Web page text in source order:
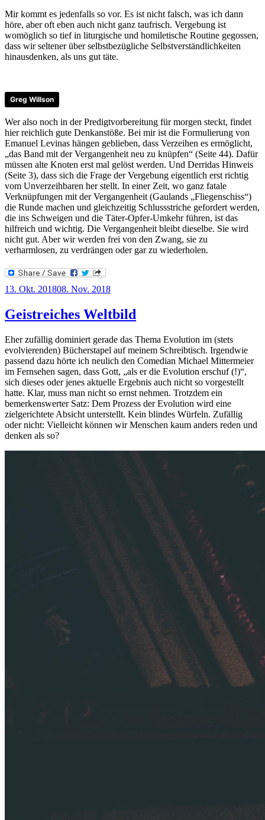
Mir kommt es jedenfalls so vor. Es ist nicht falsch, was ich dann
höre, aber oft eben auch nicht ganz taufrisch. Vergebung ist
womöglich so tief in liturgische und homiletische Routine gegossen,
dass wir seltener über selbstbezügliche Selbstverständlichkeiten
hinausdenken, als uns gut täte.
Greg Willson
Wer also noch in der Predigtvorbereitung für morgen steckt, findet
hier reichlich gute Denkanstöße. Bei mir ist die Formulierung von
Emanuel Levinas hängen geblieben, dass Verzeihen es ermöglicht,
„das Band mit der Vergangenheit neu zu knüpfen“ (Seite 44). Dafür
müssen alte Knoten erst mal gelöst werden. Und Derridas Hinweis
(Seite 3), dass sich die Frage der Vergebung eigentlich erst richtig
vom Unverzeihbaren her stellt. In einer Zeit, wo ganz fatale
Verknüpfungen mit der Vergangenheit (Gaulands „Fliegenschiss“)
die Runde machen und gleichzeitig Schlussstriche gefordert werden,
die ins Schweigen und die Täter-Opfer-Umkehr führen, ist das
hilfreich und wichtig. Die Vergangenheit bleibt dieselbe. Sie wird
nicht gut. Aber wir werden frei von den Zwang, sie zu
verharmlosen, zu verdrängen oder gar zu wiederholen.
Veröffentlicht
13. Okt. 201808. Nov. 2018
Geistreiches Weltbild
Eher zufällig dominiert gerade das Thema Evolution im (stets
evolvierenden) Bücherstapel auf meinem Schreibtisch. Irgendwie
passend dazu hörte ich neulich den Comedian Michael Mittermeier
im Fernsehen sagen, dass Gott, „als er die Evolution erschuf (!)“,
sich dieses oder jenes aktuelle Ergebnis auch nicht so vorgestellt
hatte. Klar, muss man nicht so ernst nehmen. Trotzdem ein
bemerkenswerter Satz: Dem Prozess der Evolution wird eine
zielgerichtete Absicht unterstellt. Kein blindes Würfeln. Zufällig
oder nicht: Vielleicht können wir Menschen kaum anders reden und
denken als so?